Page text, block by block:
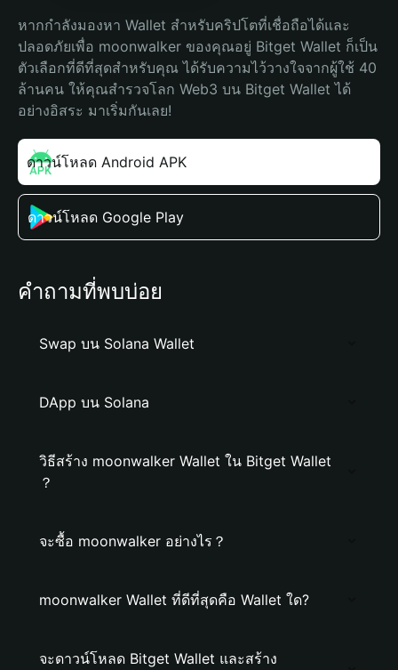
หากกำลังมองหา Wallet สำหรับคริปโตที่เชื่อถือได้และ
ปลอดภัยเพื่อ moonwalker ของคุณอยู่ Bitget Wallet ก็เป็น
ตัวเลือกที่ดีที่สุดสำหรับคุณ ได้รับความไว้วางใจจากผู้ใช้ 40
ล้านคน ให้คุณสำรวจโลก Web3 บน Bitget Wallet ได้
อย่างอิสระ มาเริ่มกันเลย!
ดาวน์โหลด Android APK
ดาวน์โหลด Google Play
คำถามที่พบบ่อย
Swap บน Solana Wallet
DApp บน Solana
วิธีสร้าง moonwalker Wallet ใน Bitget Wallet
？
จะซื้อ moonwalker อย่างไร？
moonwalker Wallet ที่ดีที่สุดคือ Wallet ใด?
จะดาวน์โหลด Bitget Wallet และสร้าง